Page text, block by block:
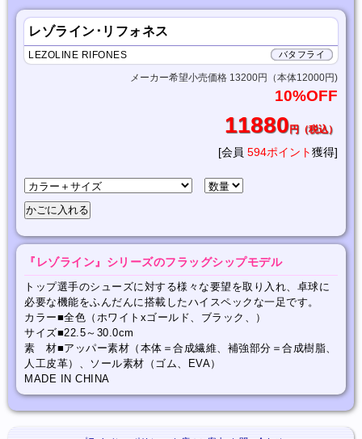
レゾライン･リフォネス
バタフライ
LEZOLINE RIFONES
メーカー希望小売価格 13200円（本体12000円)
10%OFF
11880円（税込）
[会員 594ポイント獲得]
『レゾライン』シリーズのフラッグシップモデル
トップ選手のシューズに対する様々な要望を取り入れ、卓球に
必要な機能をふんだんに搭載したハイスペックな一足です。
カラー■全色（ホワイトxゴールド、ブラック、）
サイズ■22.5～30.0cm
素 材■アッパー素材（本体＝合成繊維、補強部分＝合成樹脂、
人工皮革）、ソール素材（ゴム、EVA）
MADE IN CHINA